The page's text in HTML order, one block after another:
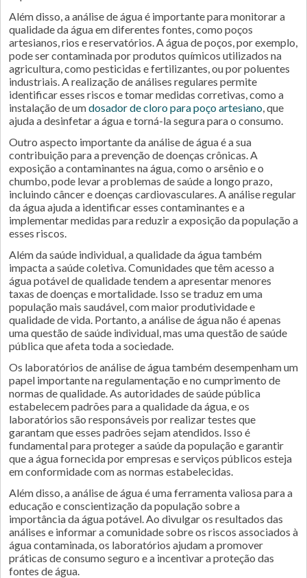
Além disso, a análise de água é importante para monitorar a
qualidade da água em diferentes fontes, como poços
artesianos, rios e reservatórios. A água de poços, por exemplo,
pode ser contaminada por produtos químicos utilizados na
agricultura, como pesticidas e fertilizantes, ou por poluentes
industriais. A realização de análises regulares permite
identificar esses riscos e tomar medidas corretivas, como a
instalação de umdosador de cloro para poço artesiano, que
ajuda a desinfetar a água e torná-la segura para o consumo.
Outro aspecto importante da análise de água é a sua
contribuição para a prevenção de doenças crônicas. A
exposição a contaminantes na água, como o arsênio e o
chumbo, pode levar a problemas de saúde a longo prazo,
incluindo câncer e doenças cardiovasculares. A análise regular
da água ajuda a identificar esses contaminantes e a
implementar medidas para reduzir a exposição da população a
esses riscos.
Além da saúde individual, a qualidade da água também
impacta a saúde coletiva. Comunidades que têm acesso a
água potável de qualidade tendem a apresentar menores
taxas de doenças e mortalidade. Isso se traduz em uma
população mais saudável, com maior produtividade e
qualidade de vida. Portanto, a análise de água não é apenas
uma questão de saúde individual, mas uma questão de saúde
pública que afeta toda a sociedade.
Os laboratórios de análise de água também desempenham um
papel importante na regulamentação e no cumprimento de
normas de qualidade. As autoridades de saúde pública
estabelecem padrões para a qualidade da água, e os
laboratórios são responsáveis por realizar testes que
garantam que esses padrões sejam atendidos. Isso é
fundamental para proteger a saúde da população e garantir
que a água fornecida por empresas e serviços públicos esteja
em conformidade com as normas estabelecidas.
Além disso, a análise de água é uma ferramenta valiosa para a
educação e conscientização da população sobre a
importância da água potável. Ao divulgar os resultados das
análises e informar a comunidade sobre os riscos associados à
água contaminada, os laboratórios ajudam a promover
práticas de consumo seguro e a incentivar a proteção das
fontes de água.